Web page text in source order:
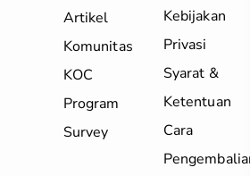
Artikel
Komunitas
KOC
Program
Survey
Kebijakan
Privasi
Syarat &
Ketentuan
Cara